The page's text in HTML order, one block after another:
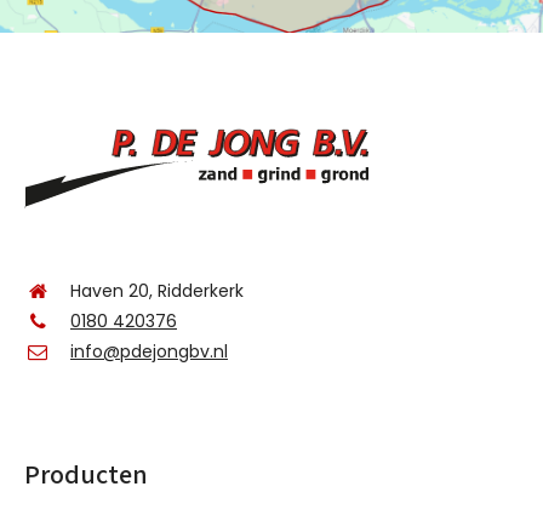
Haven 20, Ridderkerk
0180 420376
info@pdejongbv.nl
Producten